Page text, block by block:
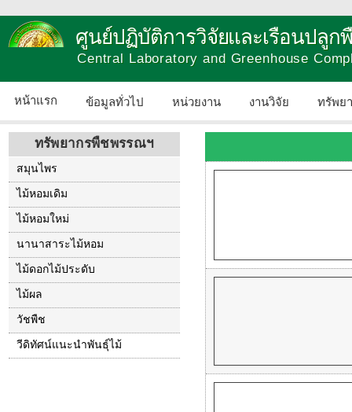
ศูนย์ปฏิบัติการวิจัยและเรือนปลูก
Central Laboratory and Greenhouse
หน้าแรก ข้อมูลทั่วไป หน่วยงาน งานวิจัย ทรัพย
ทรัพยากรพืชพรรณฯ
สมุนไพร
ไม้หอมเดิม
ไม้หอมใหม่
นานาสาระไม้หอม
ไม้ดอกไม้ประดับ
ไม้ผล
วัชพืช
วีดิทัศน์แนะนำพันธุ์ไม้